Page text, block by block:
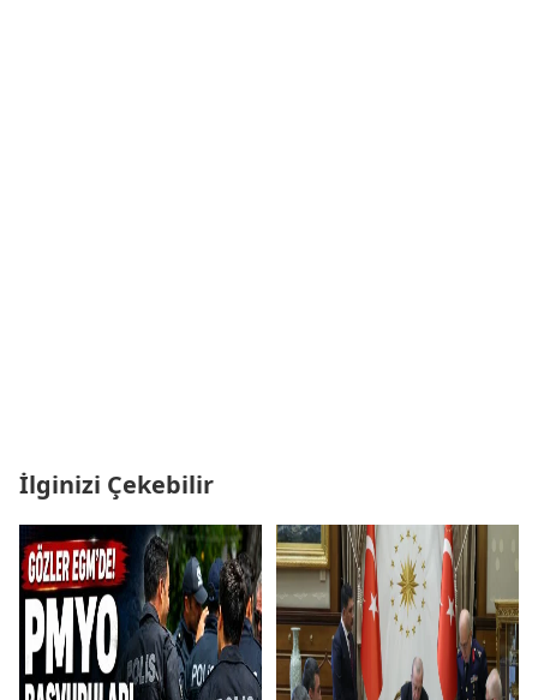
İlginizi Çekebilir